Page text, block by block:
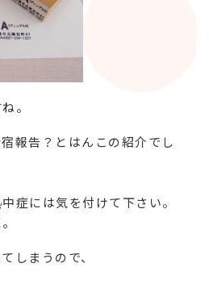
。
報告？とはんこの紹介でし
症には気を付けて下さい。
しまうので、